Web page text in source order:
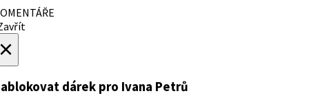
dárek pro Ivana Petrů